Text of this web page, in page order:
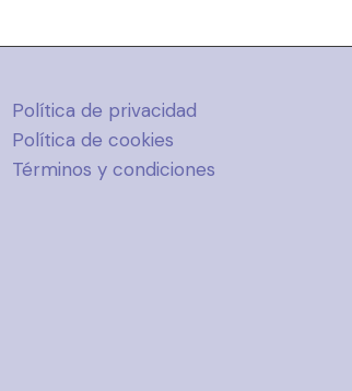
Política de privacidad
Política de cookies
Términos y condiciones